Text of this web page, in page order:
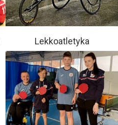
Lekkoatletyka